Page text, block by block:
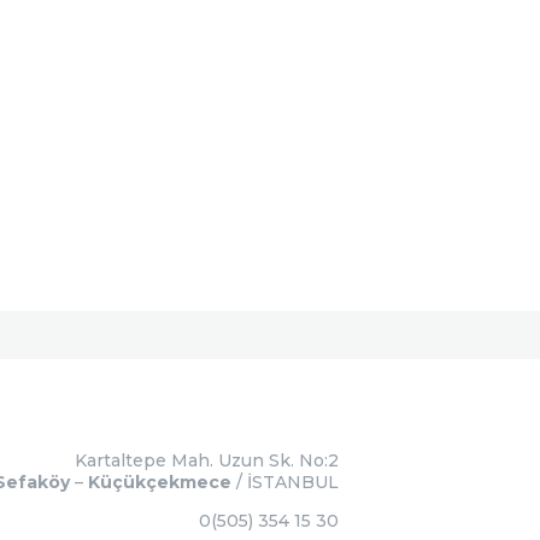
Kartaltepe Mah. Uzun Sk. No:2
– Küçükçekmece / İSTANBUL
0(505) 354 15 30